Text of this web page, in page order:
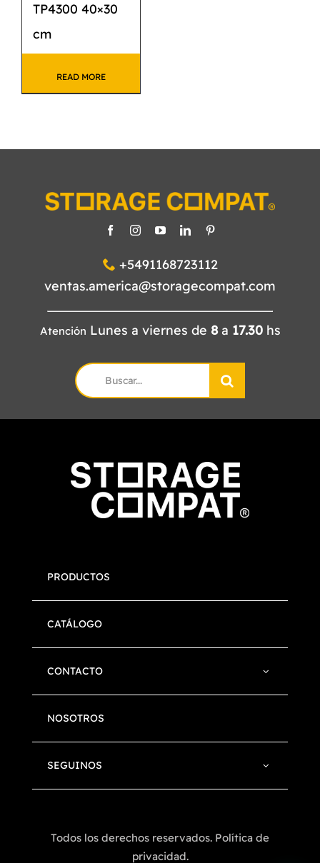
TP4300 40×30
cm
READ MORE
+5491168723112
ventas.america@storagecompat.com
Atención Lunes a viernes de 8a 17.30hs
Search
for:
PRODUCTOS
CATÁLOGO
CONTACTO
NOSOTROS
SEGUINOS
Todos los derechos reservados. Política de
privacidad.